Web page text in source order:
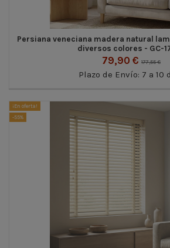
Persiana veneciana madera natural
diversos colores - GC-
79,90 € 177,55 €
Plazo de Envío: 7 a 10
¡En oferta!
-55%